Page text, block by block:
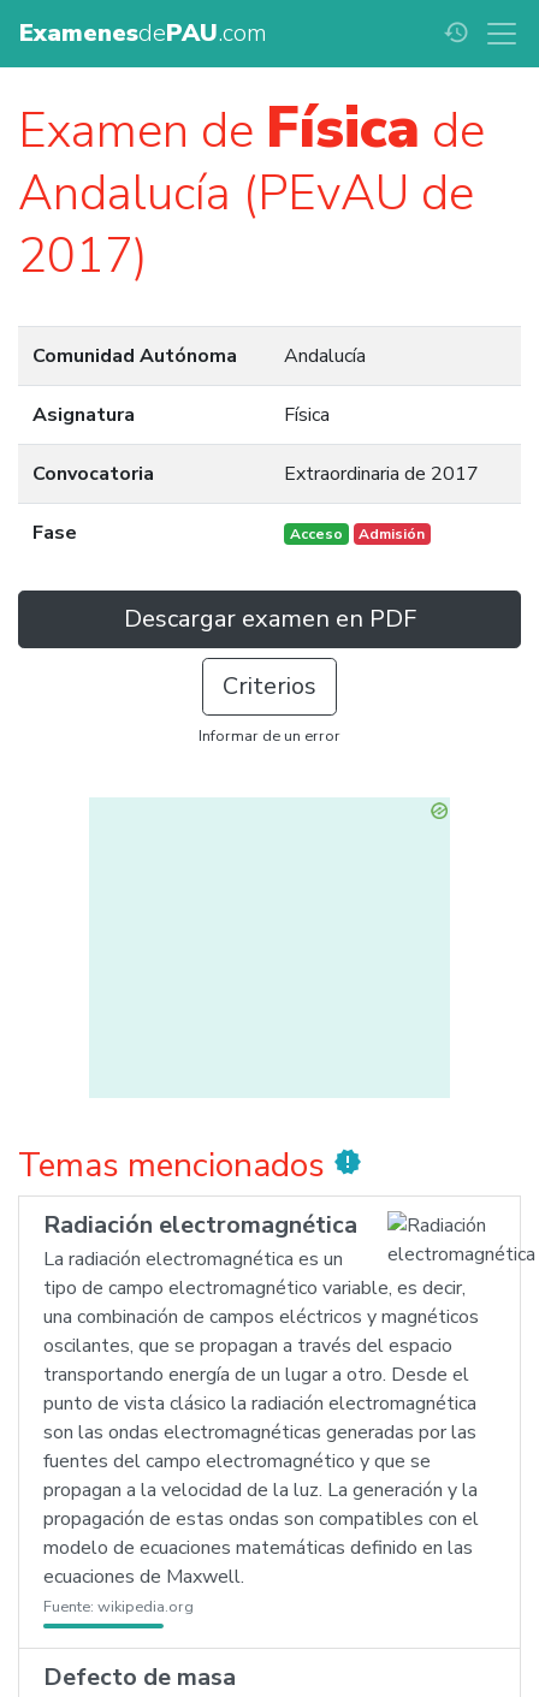
ExamenesdePAU.com history
Examen de Física de
Andalucía (PEvAU de
2017)
Comunidad Autónoma Andalucía
Asignatura Física
Convocatoria Extraordinaria de 2017
Fase Acceso Admisión
Descargar examen en PDF
Criterios
Informar de un error
Temas mencionados new_releases
Radiación electromagnética
La radiación electromagnética es un
tipo de campo electromagnético variable, es decir,
una combinación de campos eléctricos y magnéticos
oscilantes, que se propagan a través del espacio
transportando energía de un lugar a otro. Desde el
punto de vista clásico la radiación electromagnética
son las ondas electromagnéticas generadas por las
fuentes del campo electromagnético y que se
propagan a la velocidad de la luz. La generación y la
propagación de estas ondas son compatibles con el
modelo de ecuaciones matemáticas definido en las
ecuaciones de Maxwell.
Fuente: wikipedia.org
Defecto de masa